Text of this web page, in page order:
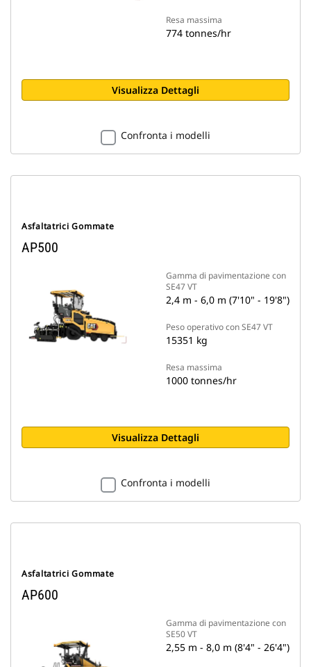
Resa massima
774 tonnes/hr
Visualizza Dettagli
Confronta i modelli
Asfaltatrici Gommate
AP500
Gamma di pavimentazione con
SE47 VT
2,4 m - 6,0 m (7'10" - 19'8")
Peso operativo con SE47 VT
15351 kg
Resa massima
1000 tonnes/hr
Visualizza Dettagli
Confronta i modelli
Asfaltatrici Gommate
AP600
Gamma di pavimentazione con
SE50 VT
2,55 m - 8,0 m (8'4" - 26'4")